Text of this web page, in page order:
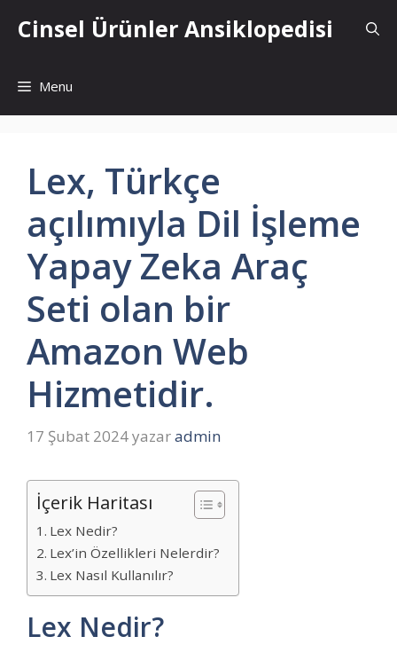
atlaCinsel Ürünler Ansiklopedisi
Menu
Lex, Türkçe
açılımıyla Dil İşleme
Yapay Zeka Araç
Seti olan bir
Amazon Web
Hizmetidir.
17 Şubat 2024yazaradmin
İçerik Haritası
Lex Nedir?
Lex’in Özellikleri Nelerdir?
Lex Nasıl Kullanılır?
Lex Nedir?